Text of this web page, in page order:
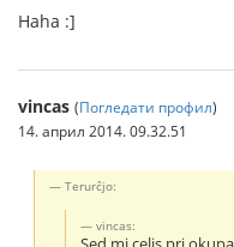
Haha :]
vincas (Погледати профил)
14. април 2014. 09.32.51
Terurĉjo:
vincas: